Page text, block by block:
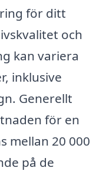
för ditt
och
kan variera
inklusive
Generellt
för en
mellan 20 000
på de